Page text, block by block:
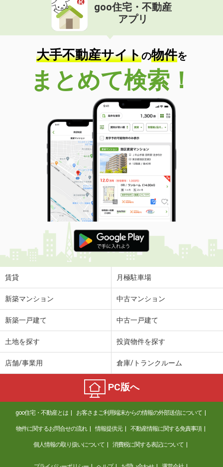
価 格
住 所
高知県高知市一宮
専有面積 60m²
間取り
2LDK
高知県南国市篠原
価 格
4.40万円
高知県南国市篠原
23.18m²
間取り
1K
高知県高知市高須２
価 格
3.90万円
住 所
高知県高知市高須２
専有面積 19.87m²
間取り
1K
高知県高知市大津乙
価 格
5.70万円
住 所
高知県高知市大津乙
専有面積
高知県高知市鴨部上町
4.40万円
高知県高知市東雲町
5.30万円
住 所
高知県高知市東雲町
専有面積 20.81m²
間取り
1K
高知県高知市高須２
goo住宅・不動産
アプリ
大手不動産サイトの物件を
まとめて検索！
賃貸 月極駐車場
新築マンション 中古マンション
新築一戸建て 中古一戸建て
土地を探す 投資物件を探す
店舗/事業用 倉庫/トランクルーム
PC版へ
goo住宅・不動産とは お客さまご利用端末からの情報の外部送信について
物件に関するお問合せの流れ 情報提供元 不動産情報に関する免責事項
個人情報の取り扱いについて 消費税に関する表記について